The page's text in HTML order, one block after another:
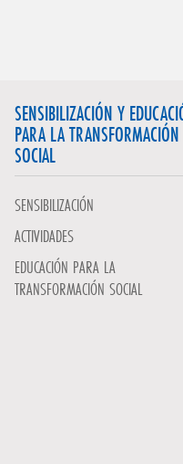
SENSIBILIZACIÓN Y
PARA LA TRANSFORMACIÓN
SOCIAL
SENSIBILIZACIÓN
ACTIVIDADES
EDUCACIÓN PARA LA
TRANSFORMACIÓN SOCIAL